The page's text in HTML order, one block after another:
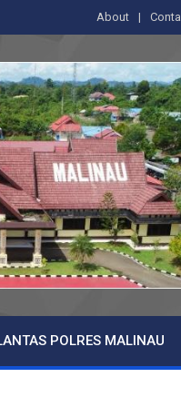
About
POLRES MALINAU